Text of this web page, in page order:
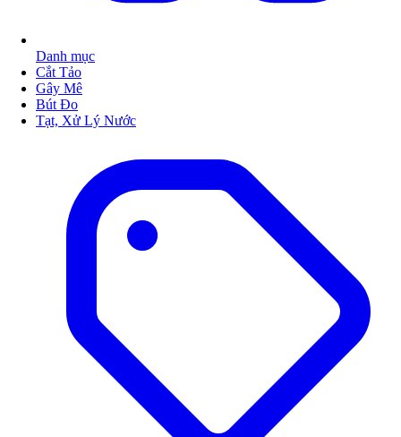
Danh mục
Cắt Tảo
Gây Mê
Bút Đo
Tạt, Xử Lý Nước